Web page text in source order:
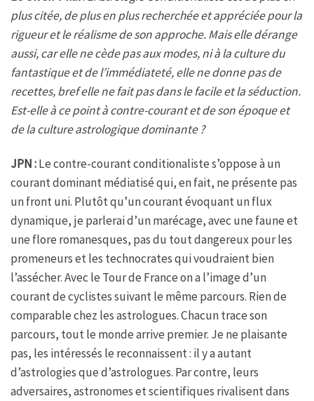
plus citée, de plus en plus recherchée et appréciée pour la
rigueur et le réalisme de son approche. Mais elle dérange
aussi, car elle ne cède pas aux modes, ni à la culture du
fantastique et de l’immédiateté, elle ne donne pas de
recettes, bref elle ne fait pas dans le facile et la séduction.
Est-elle à ce point à contre-courant et de son époque et
de la culture astrologique dominante ?
JPN :Le contre-courant conditionaliste s’oppose à un
courant dominant médiatisé qui, en fait, ne présente pas
un front uni. Plutôt qu’un courant évoquant un flux
dynamique, je parlerai d’un marécage, avec une faune et
une flore romanesques, pas du tout dangereux pour les
promeneurs et les technocrates qui voudraient bien
l’assécher. Avec le Tour de France on a l’image d’un
courant de cyclistes suivant le même parcours. Rien de
comparable chez les astrologues. Chacun trace son
parcours, tout le monde arrive premier. Je ne plaisante
pas, les intéressés le reconnaissent : il y a autant
d’astrologies que d’astrologues. Par contre, leurs
adversaires, astronomes et scientifiques rivalisent dans